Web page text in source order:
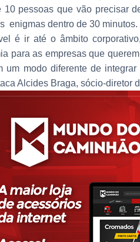
10 pessoas que vão precisar
enigmas dentro de 30 minutos.
é ir até o âmbito
para as empresas que
um modo diferente de
Alcides Braga, sócio-diretor